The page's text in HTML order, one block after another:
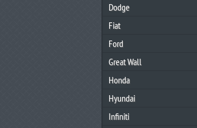
Dodge
Fiat
Ford
Great Wall
Honda
Hyundai
Infiniti